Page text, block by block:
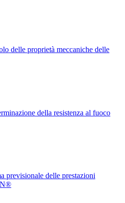
delle proprietà meccaniche delle
della resistenza al fuoco
previsionale delle prestazioni